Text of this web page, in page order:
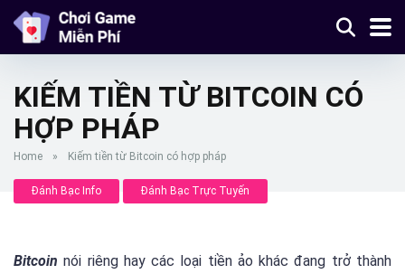
KIẾM TIỀN TỪ BITCOIN CÓ
HỢP PHÁP
Home » Kiếm tiền từ Bitcoin có hợp pháp
Đánh Bạc Info Đánh Bạc Trực Tuyến
Bitcoin nói riêng hay các loại tiền ảo khác đang trở thành